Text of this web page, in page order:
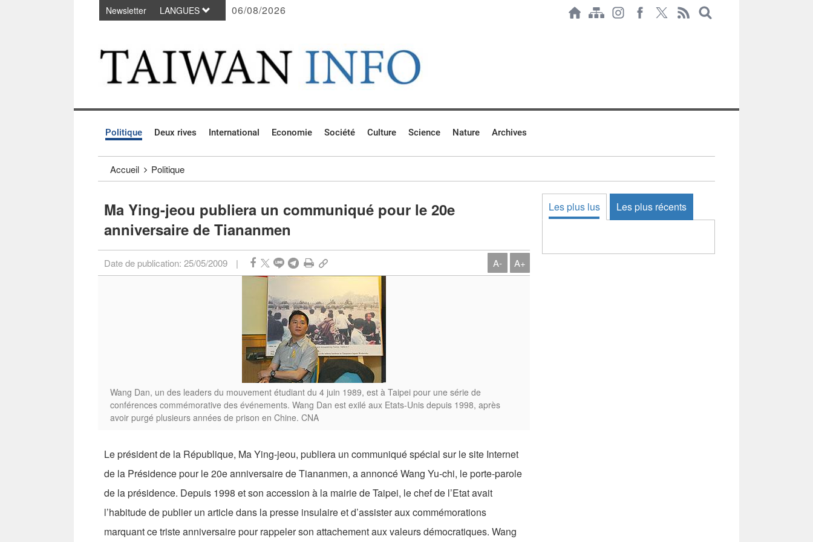
Passer au contenu principal
Newsletter LANGUES 06/08/2026
Politique Deux rives International Economie Société Culture Science Nature Archives
Accueil Politique
Ma Ying-jeou publiera un communiqué pour le 20e
anniversaire de Tiananmen
Date de publication: 25/05/2009 | A- A+
Wang Dan, un des leaders du mouvement étudiant du 4 juin 1989, est à Taipei pour une série de
conférences commémorative des événements. Wang Dan est exilé aux Etats-Unis depuis 1998, après
avoir purgé plusieurs années de prison en Chine. CNA
Le président de la République, Ma Ying-jeou, publiera un communiqué spécial sur le site Internet
de la Présidence pour le 20e anniversaire de Tiananmen, a annoncé Wang Yu-chi, le porte-parole
de la présidence. Depuis 1998 et son accession à la mairie de Taipei, le chef de l’Etat avait
l’habitude de publier un article dans la presse insulaire et d’assister aux commémorations
marquant ce triste anniversaire pour rappeler son attachement aux valeurs démocratiques. Wang
Les plus lus Les plus récents